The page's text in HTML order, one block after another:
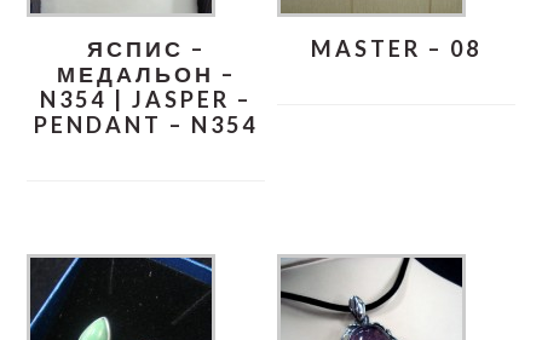
ЯСПИС –
МЕДАЛЬОН –
N354 | JASPER –
PENDANT – N354
MASTER – 08